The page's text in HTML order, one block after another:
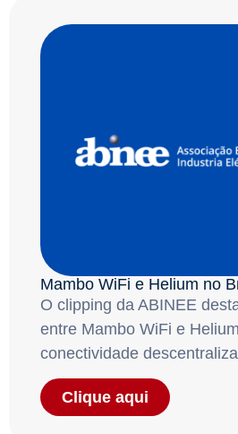
Mambo WiFi e Helium no
O clipping da ABINEE
entre Mambo WiFi e
conectividade
Clique aqui